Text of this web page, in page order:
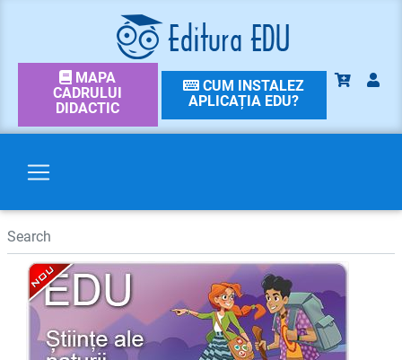
MAPA
CADRULUI
DIDACTIC
CUM INSTALEZ
APLICAȚIA EDU?